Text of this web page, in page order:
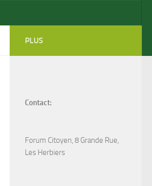
PLUS
Contact:
Forum Citoyen, 8 Grande Rue,
Les Herbiers